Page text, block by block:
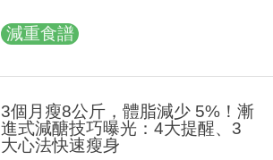
減重食譜
3個月瘦8公斤，體脂減少 5%！漸
進式減醣技巧曝光：4大提醒、3
大心法快速瘦身